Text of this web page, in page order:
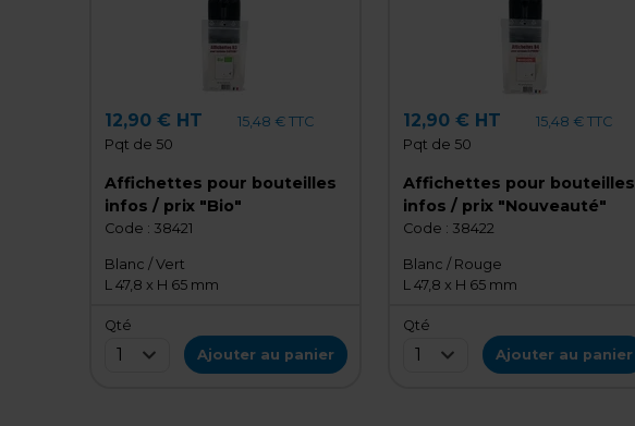
12,90 € HT
15,48 € TTC
Pqt de 50
Affichettes pour bouteilles
infos / prix "Bio"
Code : 38421
Blanc / Vert
L 47,8 x H 65 mm
Qté
1 Ajouter au panier
12,90 € HT
15,48 € TTC
Pqt de 50
Affichettes pour bouteilles
infos / prix "Nouveauté"
Code : 38422
Blanc / Rouge
L 47,8 x H 65 mm
Qté
1 Ajouter au panier